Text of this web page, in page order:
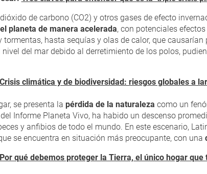
de carbono (CO2) y otros gases de efecto
planeta de manera acelerada, con potenciales
tormentas, hasta sequías y olas de calor, que
nivel del mar debido al derretimiento de los polos,
Crisis climática y de biodiversidad: riesgos globales a
se presenta la pérdida de la naturaleza como un
Informe Planeta Vivo, ha habido un descenso
y anfibios de todo el mundo. En este escenario,
se encuentra en situación más preocupante, con una
Por qué debemos proteger la Tierra, el único hogar que